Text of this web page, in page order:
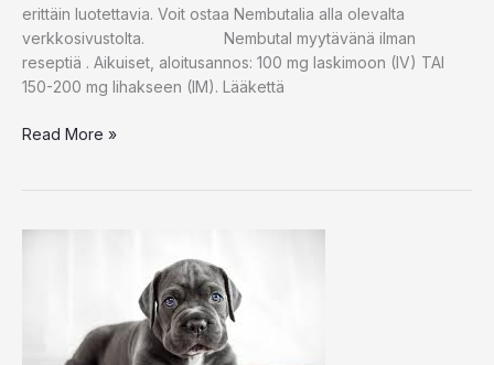
erittäin luotettavia. Voit ostaa Nembutalia alla olevalta
verkkosivustolta. Nembutal myytävänä ilman
reseptiä . Aikuiset, aloitusannos: 100 mg laskimoon (IV) TAI
150-200 mg lihakseen (IM). Lääkettä
Read More »